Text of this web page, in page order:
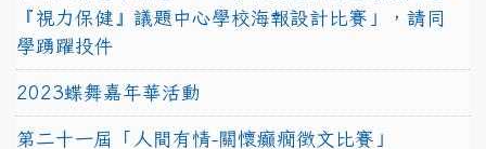
『視力保健』議題中心學校海報設計比賽」，請同
學踴躍投件
2023蝶舞嘉年華活動
第二十一屆「人間有情-關懷癲癇徵文比賽」